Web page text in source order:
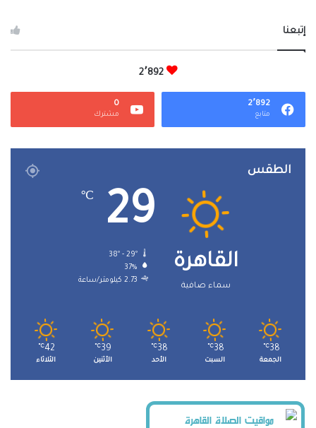
إتبعنا
2٬892
2٬892
متابع
0
مشترك
الطقس
القاهرة
سماء صافية
29
℃
38º - 29º
37%
2.73 كيلومتر/ساعة
38
℃
الجمعة
38
℃
السبت
38
℃
الأحد
39
℃
الأثنين
42
℃
الثلاثاء